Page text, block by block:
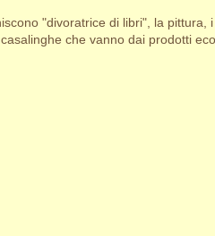
"divoratrice di libri", la pittura,
che vanno dai prodotti